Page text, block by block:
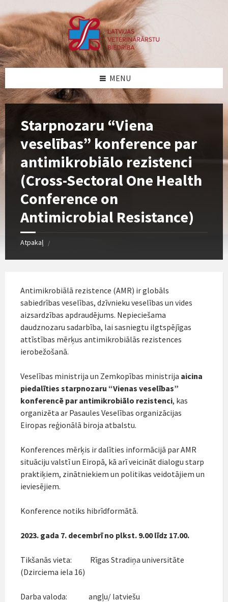
to
content
to
left
sidebar
to
right
sidebar
to
footer
MENU
Starpnozaru “Viena
veselības” konference par
antimikrobiālo rezistenci
(Cross-Sectoral One Health
Conference on
Antimicrobial Resistance)
Atpakaļ /
Antimikrobiālā rezistence (AMR) ir globāls
sabiedrības veselības, dzīvnieku veselības un vides
aizsardzības apdraudējums. Nepieciešama
daudznozaru sadarbība, lai sasniegtu ilgtspējīgas
attīstības mērķus antimikrobiālās rezistences
ierobežošanā.
Veselības ministrija un Zemkopības ministrija aicina
piedalīties starpnozaru “Vienas veselības”
konferencē par antimikrobiālo rezistenci, kas
organizēta ar Pasaules Veselības organizācijas
Eiropas reģionālā biroja atbalstu.
Konferences mērķis ir dalīties informācijā par AMR
situāciju valstī un Eiropā, kā arī veicināt dialogu starp
praktiķiem, zinātniekiem un politikas veidotājiem un
ieviesējiem.
Konference notiks hibrīdformātā.
2023. gada 7. decembrī no plkst. 9.00 līdz 17.00.
Tikšanās vieta: Rīgas Stradiņa universitāte
(Dzirciema iela 16)
Darba valoda: angļu/ latviešu